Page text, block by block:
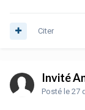
Citer
Invité
Posté le 27